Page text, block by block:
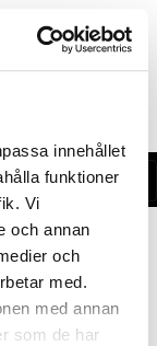
innehållet
funktioner
Vi
och annan
och
med.
med annan
som de har
SV-FI